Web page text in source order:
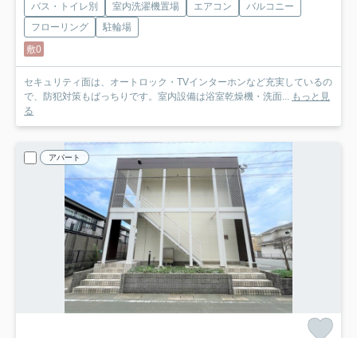
バス・トイレ別 室内洗濯機置場 エアコン
バルコニー
フローリング
駐輪場
敷0
セキュリティ面は、オートロック・TVインターホンなど充実しているの
で、防犯対策もばっちりです。室内設備は浴室乾燥機・洗面... もっと見
る
アパート